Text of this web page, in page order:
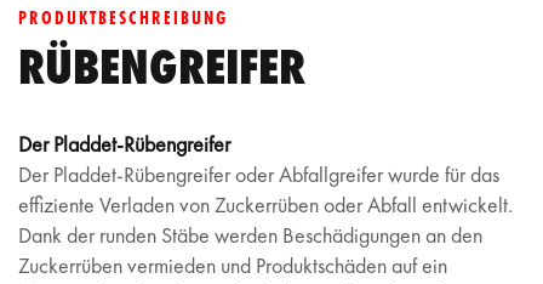
PRODUKTBESCHREIBUNG
RÜBENGREIFER
Der Pladdet-Rübengreifer
Der Pladdet-Rübengreifer oder Abfallgreifer wurde für das
effiziente Verladen von Zuckerrüben oder Abfall entwickelt.
Dank der runden Stäbe werden Beschädigungen an den
Zuckerrüben vermieden und Produktschäden auf ein